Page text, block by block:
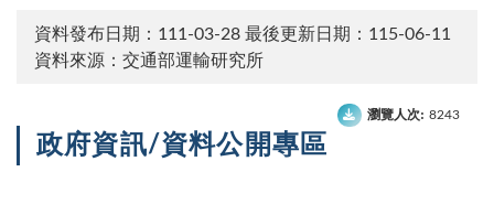
資料發布日期：111-03-28 最後更新日期：115-06-11
資料來源：交通部運輸研究所
瀏覽人次: 8243
政府資訊/資料公開專區